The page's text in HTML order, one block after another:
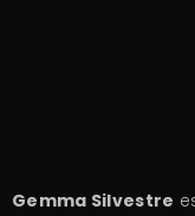
Gemma Silvestre